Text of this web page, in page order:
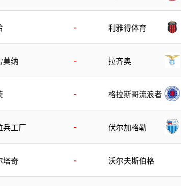
- 利雅得体育
莫纳 - 拉齐奥
- 格拉斯哥流浪者
兵工厂 - 伏尔加格勒
塔奇 - 沃尔夫斯伯格